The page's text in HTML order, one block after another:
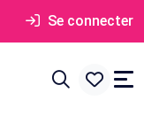
Se connecter